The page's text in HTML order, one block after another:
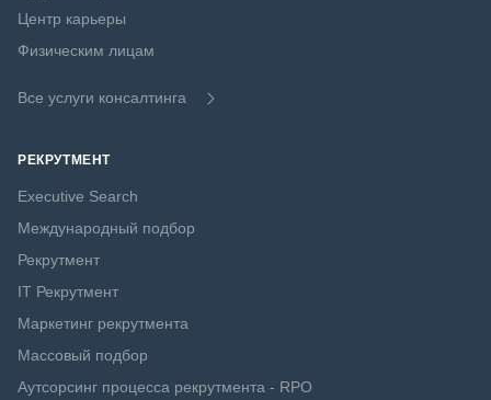
Центр карьеры
Физическим лицам
Все услуги консалтинга
РЕКРУТМЕНТ
Executive Search
Международный подбор
Рекрутмент
IT Рекрутмент
Маркетинг рекрутмента
Массовый подбор
Аутсорсинг процесса рекрутмента - RPO